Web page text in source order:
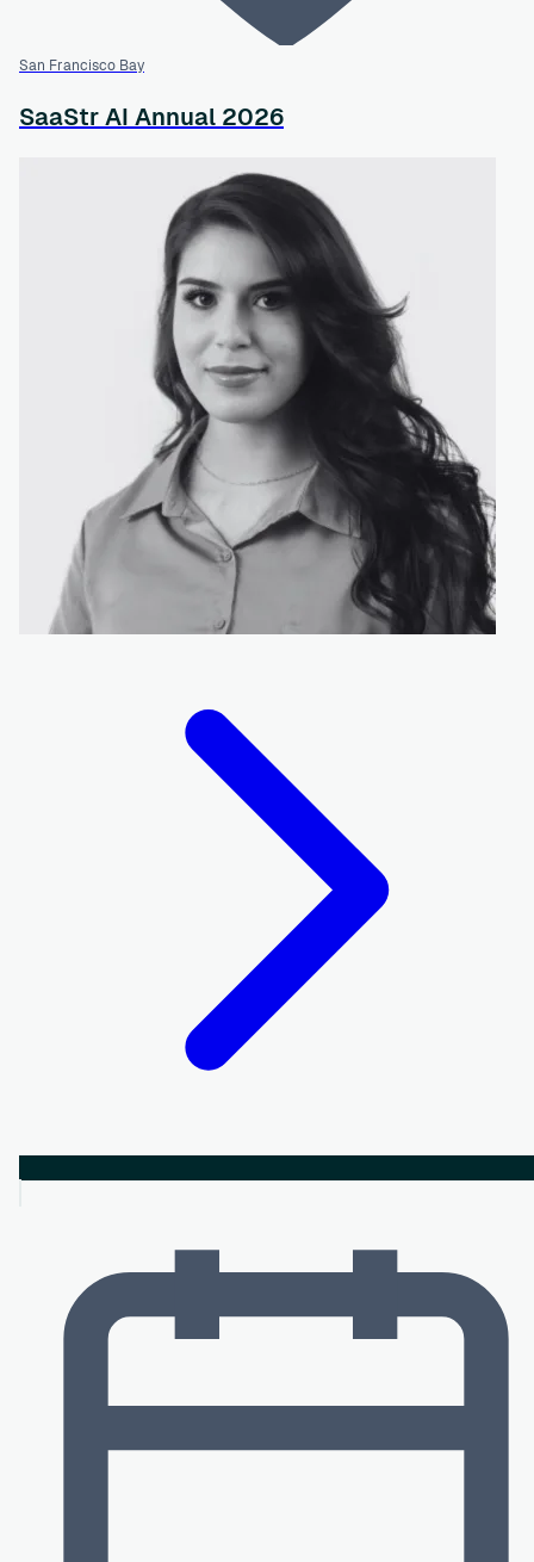
San Francisco Bay
SaaStr AI Annual 2026